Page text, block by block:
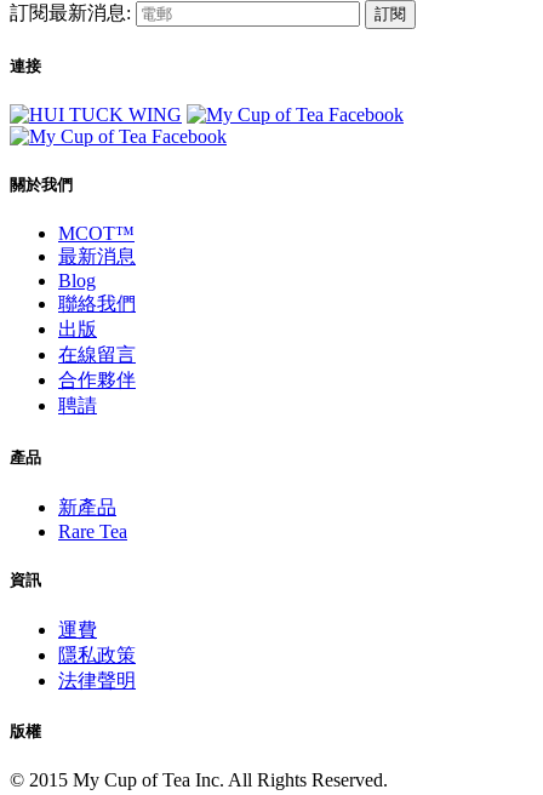
訂閱最新消息: 訂閱
連接
關於我們
MCOT™
最新消息
Blog
聯絡我們
出版
在線留言
合作夥伴
聘請
產品
新產品
Rare Tea
資訊
運費
隱私政策
法律聲明
版權
© 2015 My Cup of Tea Inc. All Rights Reserved.